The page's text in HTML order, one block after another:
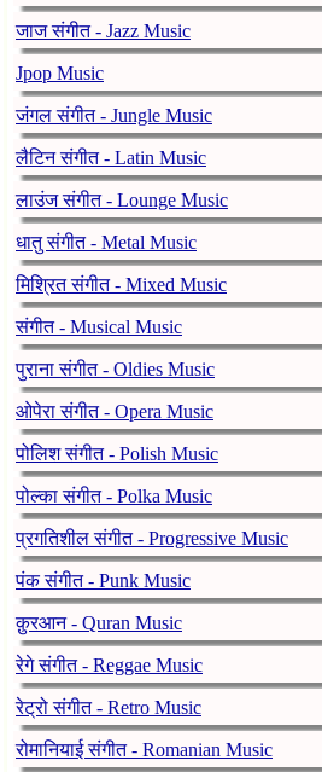
जाज संगीत - Jazz Music
Jpop Music
जंगल संगीत - Jungle Music
लैटिन संगीत - Latin Music
लाउंज संगीत - Lounge Music
धातु संगीत - Metal Music
मिश्रित संगीत - Mixed Music
संगीत - Musical Music
पुराना संगीत - Oldies Music
ओपेरा संगीत - Opera Music
पोलिश संगीत - Polish Music
पोल्का संगीत - Polka Music
प्रगतिशील संगीत - Progressive Music
पंक संगीत - Punk Music
क़ुरआन - Quran Music
रेगे संगीत - Reggae Music
रेट्रो संगीत - Retro Music
रोमानियाई संगीत - Romanian Music